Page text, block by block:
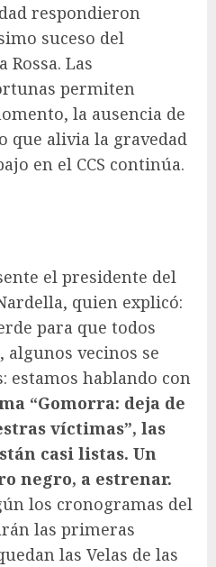
respondieron
suceso del
Las
permiten
la ausencia de
que alivia la gravedad
en el CCS continúa.
el presidente del
quien explicó:
para que todos
algunos vecinos se
estamos hablando con
“Gomorra: deja de
víctimas”, las
casi listas. Un
negro, a estrenar.
los cronogramas del
las primeras
las Velas de las